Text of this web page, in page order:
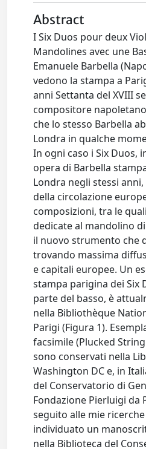
Abstract
I Six Duos pour deux
Mandolines avec une
Emanuele Barbella
vedono la stampa a
anni Settanta del XVIII
compositore
che lo stesso Barbella
Londra in qualche
In ogni caso i Six Duos,
opera di Barbella
Londra negli stessi
della circolazione
composizioni, tra le
dedicate al mandolino
il nuovo strumento che
trovando massima
e capitali europee. Un
stampa parigina dei Six
parte del basso, è
nella Bibliothèque
Parigi (Figura 1).
facsimile (Plucked
sono conservati nella
Washington DC e, in
del Conservatorio di
Fondazione Pierluigi da
seguito alle mie
individuato un
nella Biblioteca del